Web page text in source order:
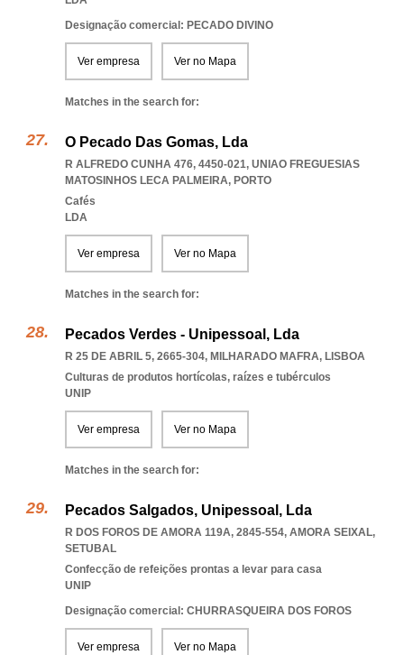
Designação comercial: PECADO DIVINO
Ver empresa Ver no Mapa
Matches in the search for:
O Pecado Das Gomas, Lda
R ALFREDO CUNHA 476, 4450-021, UNIAO FREGUESIAS
MATOSINHOS LECA PALMEIRA, PORTO
Cafés
LDA
Ver empresa Ver no Mapa
Matches in the search for:
Pecados Verdes - Unipessoal, Lda
R 25 DE ABRIL 5, 2665-304, MILHARADO MAFRA, LISBOA
Culturas de produtos hortícolas, raízes e tubérculos
UNIP
Ver empresa Ver no Mapa
Matches in the search for:
Pecados Salgados, Unipessoal, Lda
R DOS FOROS DE AMORA 119A, 2845-554, AMORA SEIXAL,
SETUBAL
Confecção de refeições prontas a levar para casa
UNIP
Designação comercial: CHURRASQUEIRA DOS FOROS
Ver empresa Ver no Mapa